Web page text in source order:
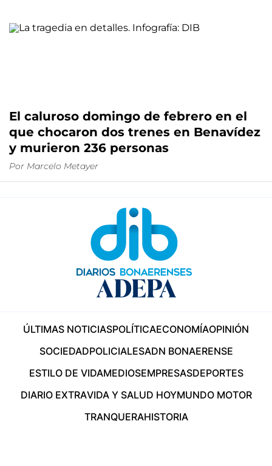
El caluroso domingo de febrero en el
que chocaron dos trenes en Benavídez
y murieron 236 personas
Por Marcelo Metayer
ÚLTIMAS NOTICIASPOLÍTICAECONOMÍAOPINIÓN
SOCIEDADPOLICIALESADN BONAERENSE
ESTILO DE VIDAMEDIOSEMPRESASDEPORTES
DIARIO EXTRAVIDA Y SALUD HOYMUNDO MOTOR
TRANQUERAHISTORIA